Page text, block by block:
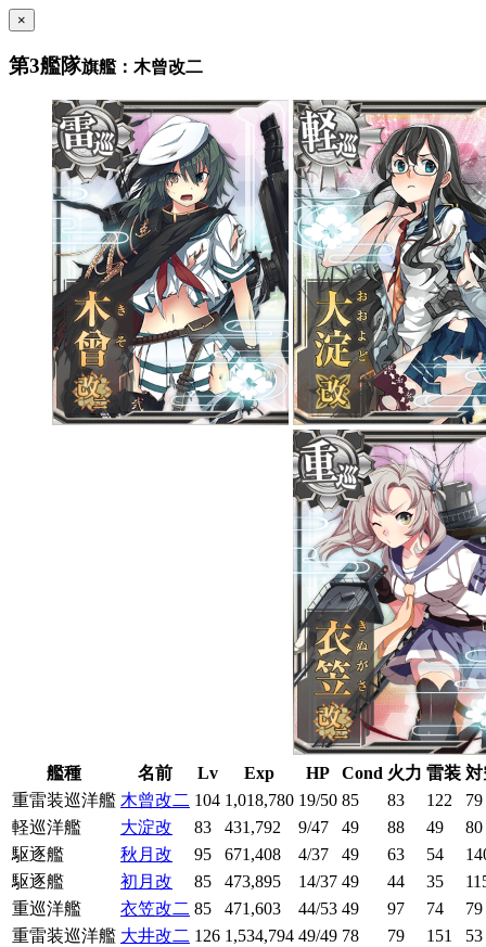
×
第3艦隊旗艦：木曾改二
艦種 名前 Lv Exp HP Cond 火力 雷装 対
重雷装巡洋艦 木曾改二 104 1,018,780 19/50 85 83 122
79
軽巡洋艦
大淀改 83 431,792 9/47 49 88 49
80
駆逐艦
秋月改 95 671,408 4/37 49 63 54
駆逐艦
初月改 85 473,895 14/37 49 44 35
重巡洋艦
衣笠改二 85 471,603 44/53 49 97 74
79
重雷装巡洋艦 大井改二 126 1,534,794 49/49 78 79 151 53